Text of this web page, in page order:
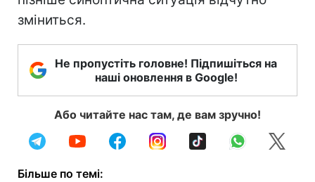
зміниться.
Не пропустіть головне! Підпишіться на
наші оновлення в Google!
Або читайте нас там, де вам зручно!
Більше по темі: